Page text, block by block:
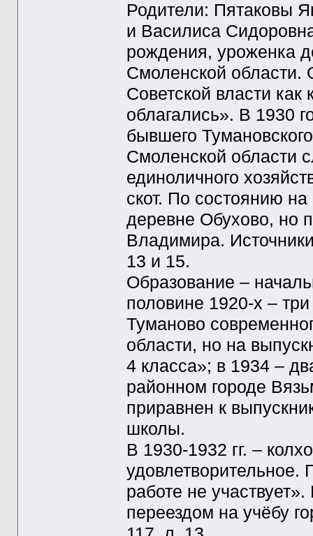
Родители: Пятаковы
и Василиса
рождения, уроженка
Смоленской области.
Советской власти
облагались». В 1930
бывшего
Смоленской области
единоличного
скот. По состоянию
деревне Обухово, но
Владимира.
13 и 15.
Образование –
половине 1920-х –
Туманово
области, но на
4 класса»; в 1934 –
районном городе
приравнен к
школы.
В 1930-1932 гг. –
работе не
переездом на учёбу